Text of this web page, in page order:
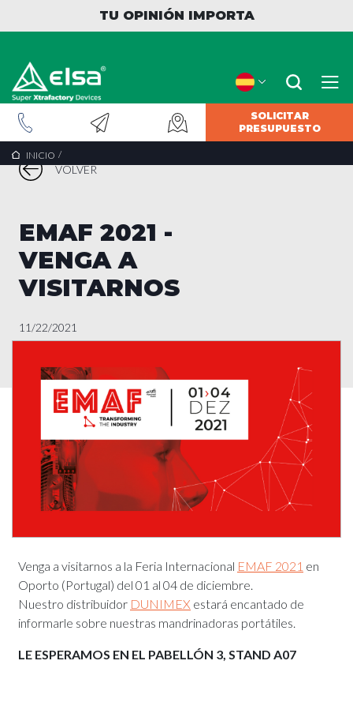
TU OPINIÓN IMPORTA
SOLICITAR
PRESUPUESTO
INICIO /
VOLVER
EMAF 2021 -
VENGA A
VISITARNOS
11/22/2021
Venga a visitarnos a la Feria Internacional EMAF 2021 en
Oporto (Portugal) del 01 al 04 de diciembre.
Nuestro distribuidor DUNIMEX estará encantado de
informarle sobre nuestras mandrinadoras portátiles.
LE ESPERAMOS EN EL PABELLÓN 3, STAND A07